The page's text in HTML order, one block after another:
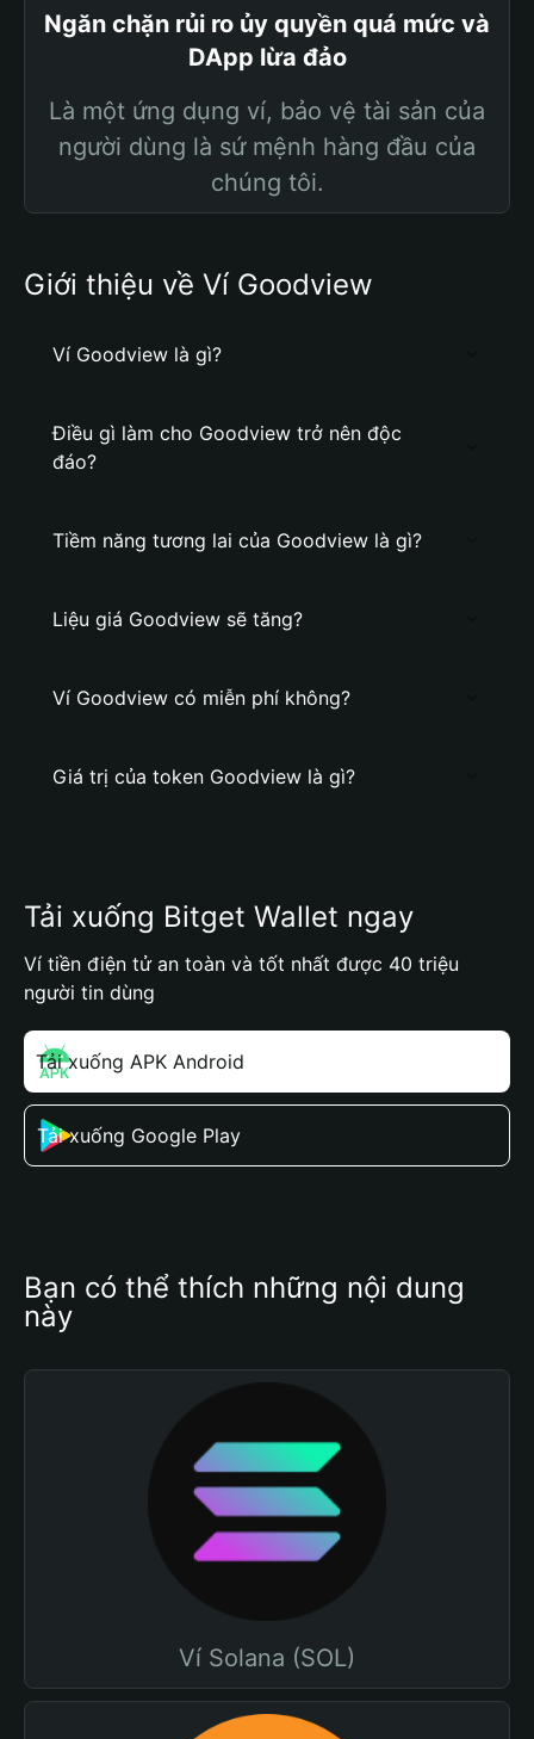
Ngăn chặn rủi ro ủy quyền quá mức và
DApp lừa đảo
Là một ứng dụng ví, bảo vệ tài sản của
người dùng là sứ mệnh hàng đầu của
chúng tôi.
Giới thiệu về Ví Goodview
Ví Goodview là gì?
Điều gì làm cho Goodview trở nên độc
đáo?
Tiềm năng tương lai của Goodview là gì?
Liệu giá Goodview sẽ tăng?
Ví Goodview có miễn phí không?
Giá trị của token Goodview là gì?
Tải xuống Bitget Wallet ngay
Ví tiền điện tử an toàn và tốt nhất được 40 triệu
người tin dùng
Tải xuống APK Android
Tải xuống Google Play
Bạn có thể thích những nội dung
này
Ví Solana (SOL)